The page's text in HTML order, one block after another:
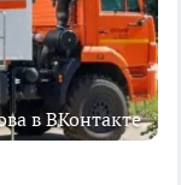
в ВКонтакте